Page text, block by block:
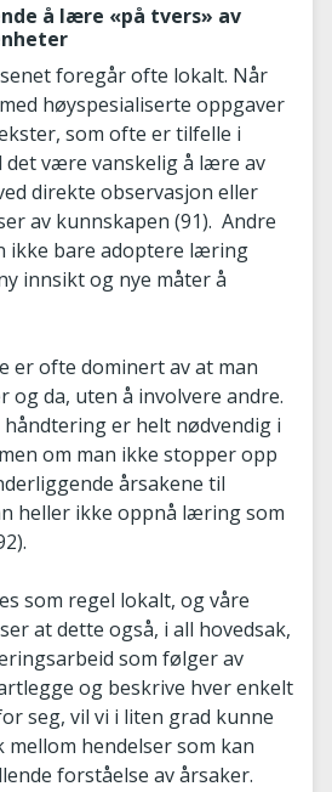
å lære «på tvers» av
foregår ofte lokalt. Når
høyspesialiserte oppgaver
som ofte er tilfelle i
det være vanskelig å lære av
direkte observasjon eller
av kunnskapen (91). Andre
ikke bare adoptere læring
innsikt og nye måter å
er ofte dominert av at man
og da, uten å involvere andre.
er helt nødvendig i
om man ikke stopper opp
årsakene til
heller ikke oppnå læring som
som regel lokalt, og våre
at dette også, i all hovedsak,
som følger av
og beskrive hver enkelt
seg, vil vi i liten grad kunne
hendelser som kan
forståelse av årsaker.